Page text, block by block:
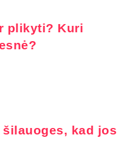
plikyti? Kuri
kad jos